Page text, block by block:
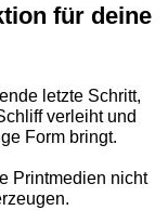
für deine
letzte Schritt,
verleiht und
Form bringt.
Printmedien nicht